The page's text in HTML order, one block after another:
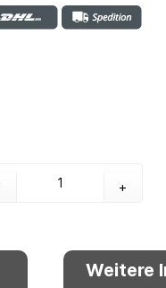
+
Weitere